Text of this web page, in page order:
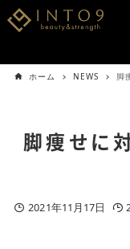
ホーム NEWS 脚
脚痩せに
2021年11月17日